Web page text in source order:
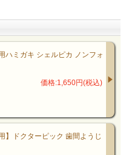
ハミガキ シェルピカ ノンフォ
価格:1,650円(税込)
】ドクターピック 歯間ようじ